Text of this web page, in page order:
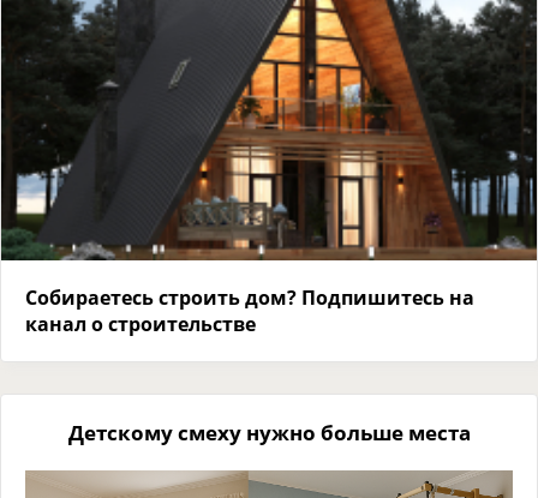
Собираетесь строить дом? Подпишитесь на
канал о строительстве
Детскому смеху нужно больше места